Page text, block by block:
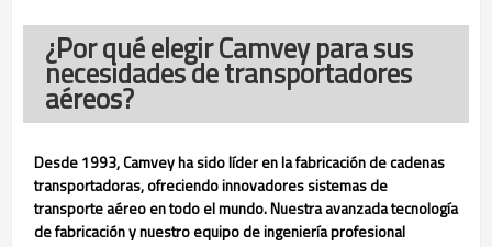
¿Por qué elegir Camvey para sus
necesidades de transportadores
aéreos?
Desde 1993, Camvey ha sido líder en la fabricación de cadenas
transportadoras, ofreciendo innovadores sistemas de
transporte aéreo en todo el mundo. Nuestra avanzada tecnología
de fabricación y nuestro equipo de ingeniería profesional